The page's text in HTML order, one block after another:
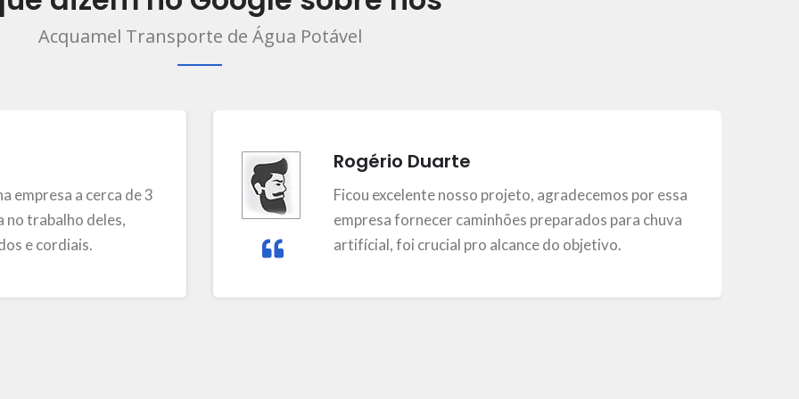
Acquamel Transporte de Água Potável
empresa a cerca de 3
no trabalho deles,
e cordiais.
Rogério Duarte
Ficou excelente nosso projeto, agradecemos por essa
empresa fornecer caminhões preparados para chuva
artifícial, foi crucial pro alcance do objetivo.